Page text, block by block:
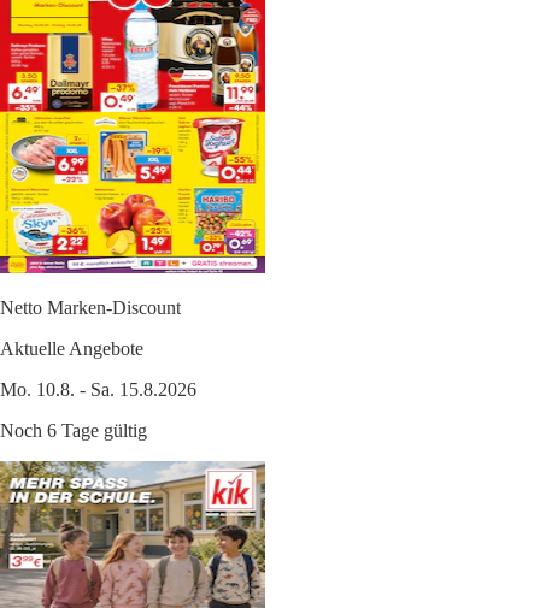
Netto Marken-Discount
Aktuelle Angebote
Mo. 10.8. - Sa. 15.8.2026
Noch 6 Tage gültig